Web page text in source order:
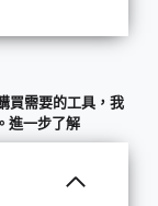
買需要的工具，我
進一步了解